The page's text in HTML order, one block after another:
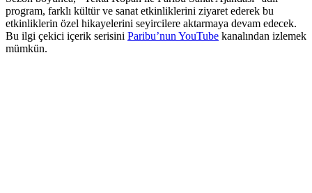
program, farklı kültür ve sanat etkinliklerini ziyaret ederek bu
etkinliklerin özel hikayelerini seyircilere aktarmaya devam edecek.
Bu ilgi çekici içerik serisini Paribu’nun YouTube kanalından izlemek
mümkün.